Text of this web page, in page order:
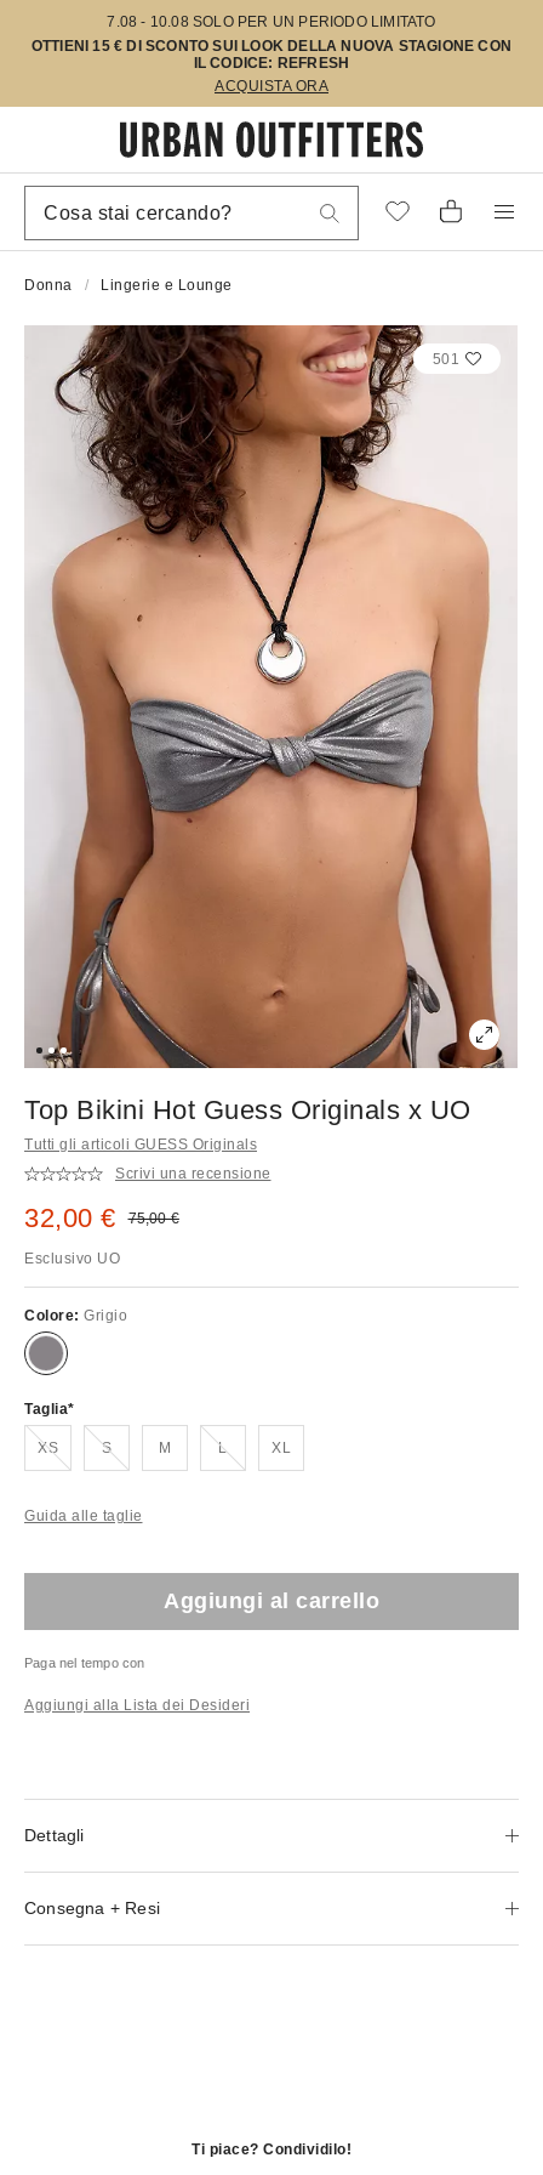
7.08 - 10.08 SOLO PER UN PERIODO LIMITATO
OTTIENI 15 € DI SCONTO SUI LOOK DELLA NUOVA STAGIONE CON
IL CODICE: REFRESH
ACQUISTA ORA
Donna Lingerie e Lounge
501
Top Bikini Hot Guess Originals x UO
Tutti gli articoli GUESS Originals
Scrivi una recensione
Prezzo di vendita:
32,00 € Prezzo originale:
75,00 €
Esclusivo UO
Colore: Grigio
Taglia
XSEsaurito!
SEsaurito!
M LEsaurito!
XL
Guida alle taglie
Aggiungi al carrello
Paga nel tempo con
Aggiungi alla Lista dei Desideri
Dettagli
Consegna + Resi
Ti piace? Condividilo!